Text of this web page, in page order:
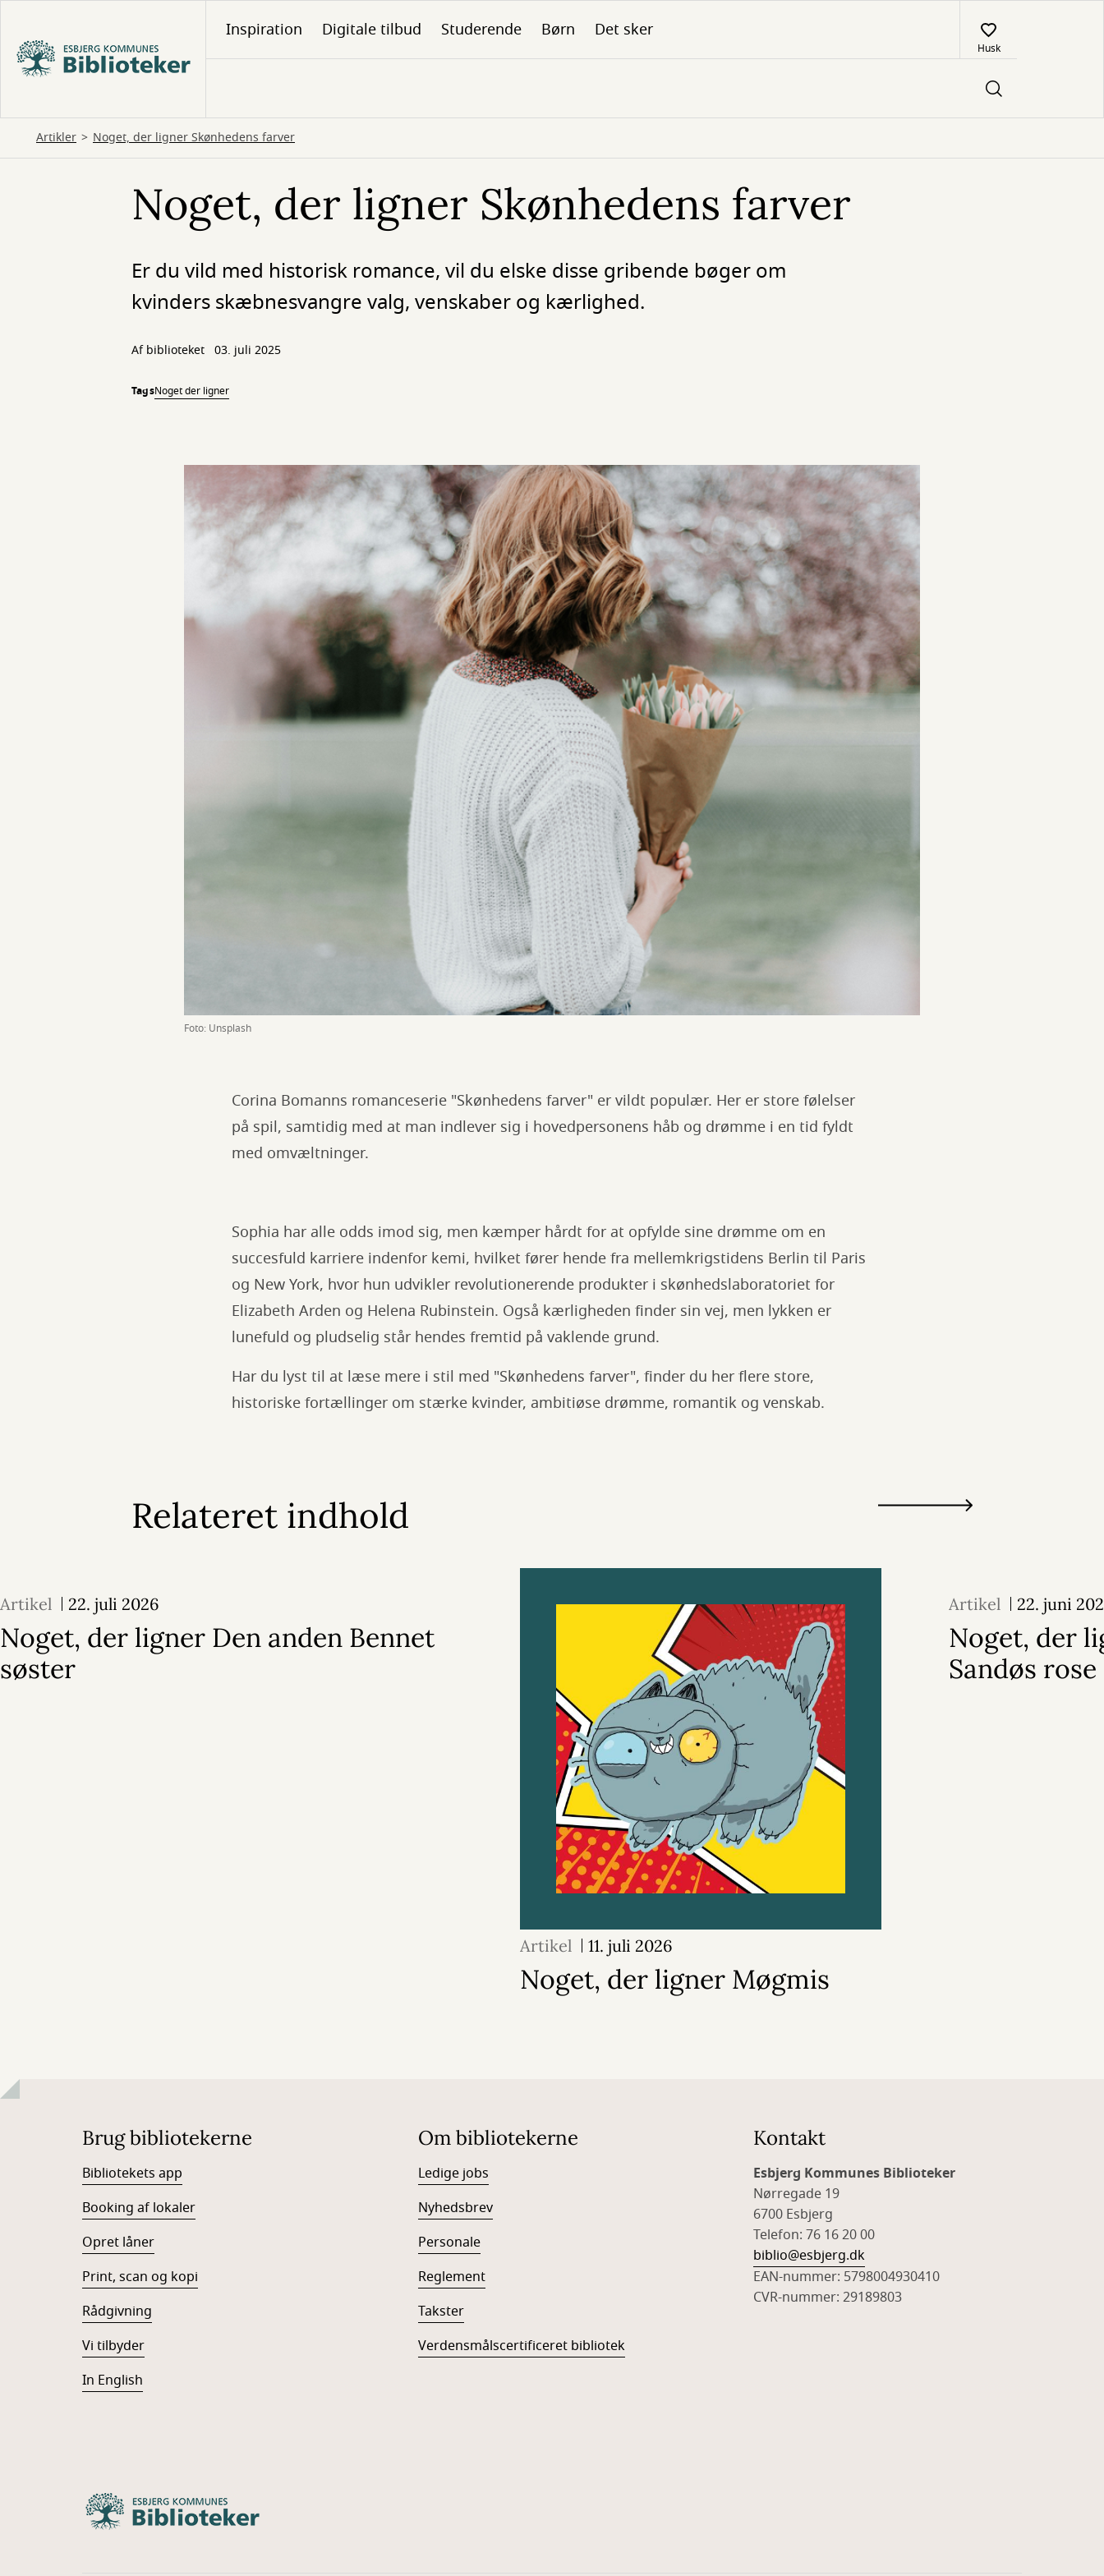
hovedindhold
Inspiration Digitale tilbud Studerende Børn Det sker
Husk
Artikler Noget, der ligner Skønhedens farver
Noget, der ligner Skønhedens farver
Er du vild med historisk romance, vil du elske disse gribende bøger om
kvinders skæbnesvangre valg, venskaber og kærlighed.
Af biblioteket 03. juli 2025
TagsNoget der ligner
Foto: Unsplash
Corina Bomanns romanceserie "Skønhedens farver" er vildt populær. Her er store følelser
på spil, samtidig med at man indlever sig i hovedpersonens håb og drømme i en tid fyldt
med omvæltninger.
Sophia har alle odds imod sig, men kæmper hårdt for at opfylde sine drømme om en
succesfuld karriere indenfor kemi, hvilket fører hende fra mellemkrigstidens Berlin til Paris
og New York, hvor hun udvikler revolutionerende produkter i skønhedslaboratoriet for
Elizabeth Arden og Helena Rubinstein. Også kærligheden finder sin vej, men lykken er
lunefuld og pludselig står hendes fremtid på vaklende grund.
Har du lyst til at læse mere i stil med "Skønhedens farver", finder du her flere store,
historiske fortællinger om stærke kvinder, ambitiøse drømme, romantik og venskab.
Relateret indhold
Artikel 22. juli 2026
Noget, der ligner Den anden Bennet
søster
Artikel 11. juli 2026
Noget, der ligner Møgmis
Artikel 22. juni
Noget, der
Sandøs rose
Brug bibliotekerne
Bibliotekets app
Booking af lokaler
Opret låner
Print, scan og kopi
Rådgivning
Vi tilbyder
In English
Om bibliotekerne
Ledige jobs
Nyhedsbrev
Personale
Reglement
Takster
Verdensmålscertificeret bibliotek
Kontakt
Esbjerg Kommunes Biblioteker
Nørregade 19
6700 Esbjerg
Telefon: 76 16 20 00
biblio@esbjerg.dk
EAN-nummer: 5798004930410
CVR-nummer: 29189803